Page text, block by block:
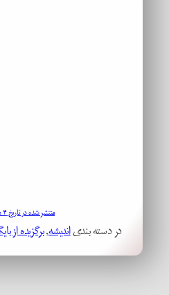
منتشر شده در تاریخ ۴ دی, ۱۳۹۱
در دسته بندیاندیشه, برگزیده از